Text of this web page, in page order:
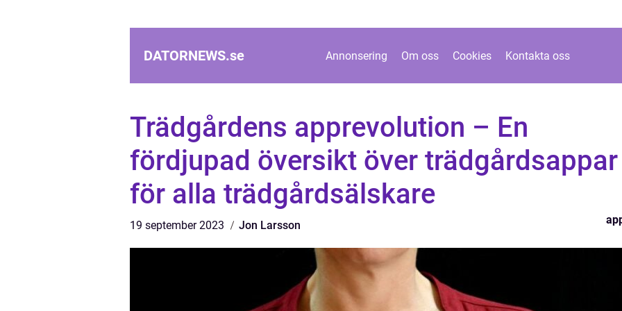
DATORNEWS.se Annonsering Om oss Cookies Kontakta oss
Trädgårdens apprevolution – En
fördjupad översikt över trädgårdsappar
för alla trädgårdsälskare
19 september 2023 Jon Larsson